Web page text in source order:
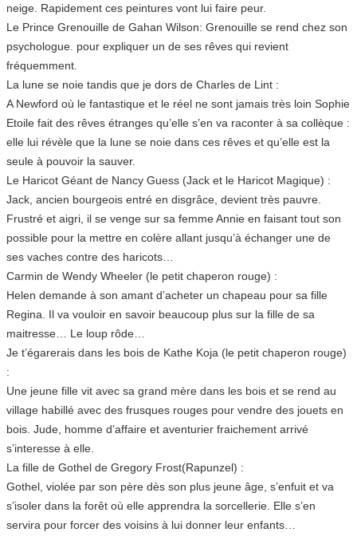
neige. Rapidement ces peintures vont lui faire peur.
Le Prince Grenouille de Gahan Wilson: Grenouille se rend chez son
psychologue. pour expliquer un de ses rêves qui revient
fréquemment.
La lune se noie tandis que je dors de Charles de Lint :
A Newford où le fantastique et le réel ne sont jamais très loin Sophie
Etoile fait des rêves étranges qu’elle s’en va raconter à sa collèque :
elle lui révèle que la lune se noie dans ces rêves et qu’elle est la
seule à pouvoir la sauver.
Le Haricot Géant de Nancy Guess (Jack et le Haricot Magique) :
Jack, ancien bourgeois entré en disgrâce, devient très pauvre.
Frustré et aigri, il se venge sur sa femme Annie en faisant tout son
possible pour la mettre en colère allant jusqu’à échanger une de
ses vaches contre des haricots…
Carmin de Wendy Wheeler (le petit chaperon rouge) :
Helen demande à son amant d’acheter un chapeau pour sa fille
Regina. Il va vouloir en savoir beaucoup plus sur la fille de sa
maitresse… Le loup rôde…
Je t’égarerais dans les bois de Kathe Koja (le petit chaperon rouge)
:
Une jeune fille vit avec sa grand mère dans les bois et se rend au
village habillé avec des frusques rouges pour vendre des jouets en
bois. Jude, homme d’affaire et aventurier fraichement arrivé
s’interesse à elle.
La fille de Gothel de Gregory Frost(Rapunzel) :
Gothel, violée par son père dès son plus jeune âge, s’enfuit et va
s’isoler dans la forêt où elle apprendra la sorcellerie. Elle s’en
servira pour forcer des voisins à lui donner leur enfants…